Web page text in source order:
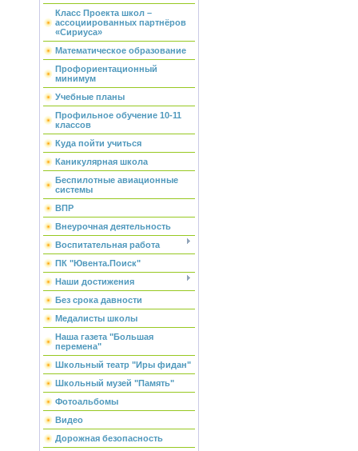
Класс Проекта школ –
ассоциированных партнёров
«Сириуса»
Математическое образование
Профориентационный
минимум
Учебные планы
Профильное обучение 10-11
классов
Куда пойти учиться
Каникулярная школа
Беспилотные авиационные
системы
ВПР
Внеурочная деятельность
Воспитательная работа
ПК "Ювента.Поиск"
Наши достижения
Без срока давности
Медалисты школы
Наша газета "Большая
перемена"
Школьный театр "Иры фидан"
Школьный музей "Память"
Фотоальбомы
Видео
Дорожная безопасность